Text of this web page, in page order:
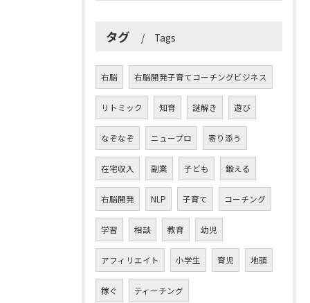
タグ Tags
右脳 右脳開発子育てコーチングビジネス
リトミック 知育 謎解き 遊び
なぞなぞ ニュープロ 寄り添う
在宅収入 副業 子ども 鍛える
右脳開発 NLP 子育て コーチング
学習 相談 教育 幼児
アフィリエイト 小学生 育児 地頭
稼ぐ ティーチング